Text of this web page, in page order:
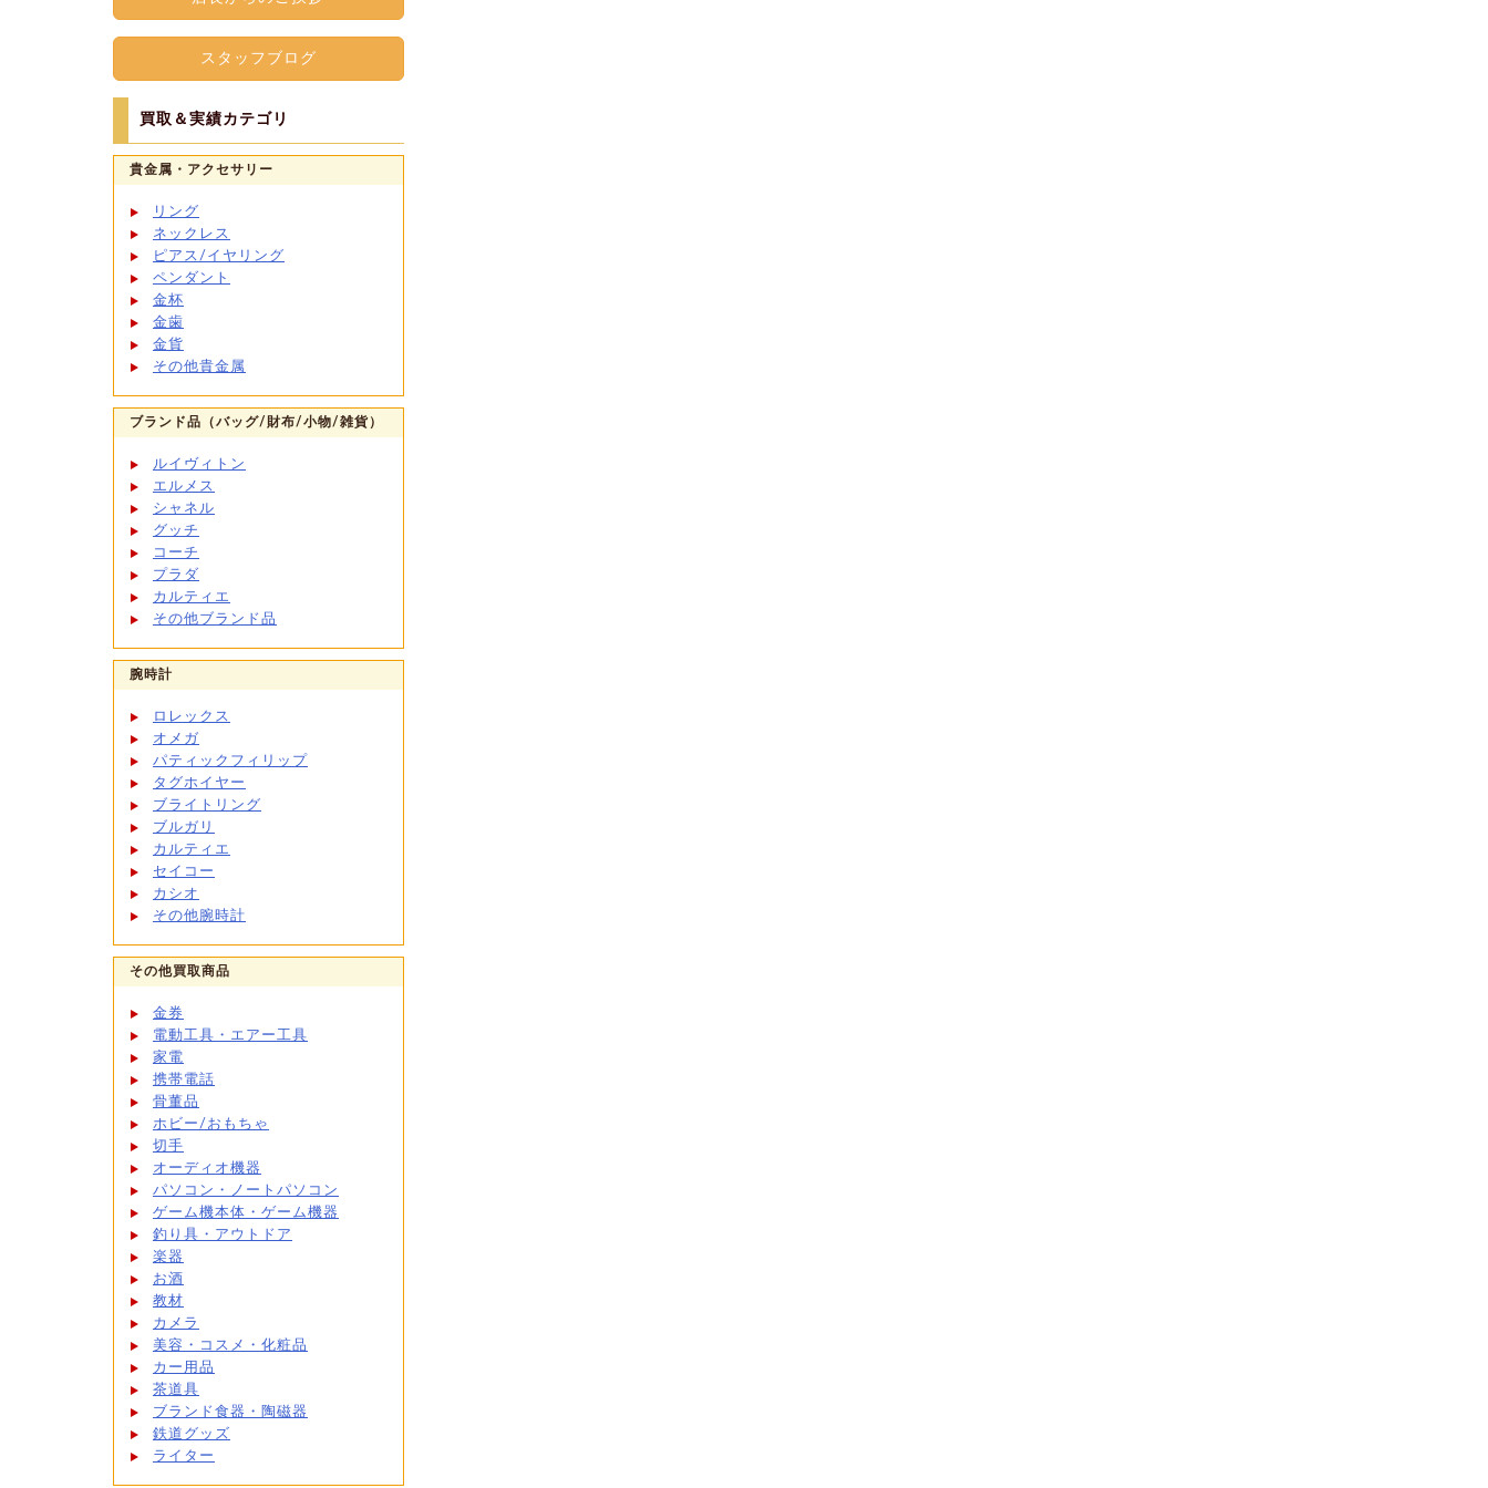
スタッフブログ
買取＆実績カテゴリ
貴金属・アクセサリー
リング
ネックレス
ピアス/イヤリング
ペンダント
金杯
金歯
金貨
その他貴金属
ブランド品（バッグ/財布/小物/雑貨）
ルイヴィトン
エルメス
シャネル
グッチ
コーチ
プラダ
カルティエ
その他ブランド品
腕時計
ロレックス
オメガ
パティックフィリップ
タグホイヤー
ブライトリング
ブルガリ
カルティエ
セイコー
カシオ
その他腕時計
その他買取商品
金券
電動工具・エアー工具
家電
携帯電話
骨董品
ホビー/おもちゃ
切手
オーディオ機器
パソコン・ノートパソコン
ゲーム機本体・ゲーム機器
釣り具・アウトドア
楽器
お酒
教材
カメラ
美容・コスメ・化粧品
カー用品
茶道具
ブランド食器・陶磁器
鉄道グッズ
ライター